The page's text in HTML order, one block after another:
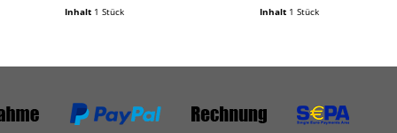
Inhalt 1 Stück Inhalt 1 Stück